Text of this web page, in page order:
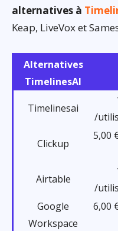
alternatives à
Keap, LiveVox et
Alternatives
TimelinesAI
Timelinesai
/
Clickup
5,00
Airtable
/
Google
Workspace
6,00